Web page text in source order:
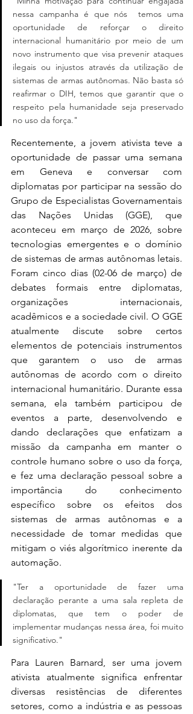
nessa campanha é que nós  temos uma
oportunidade de reforçar o direito
internacional humanitário por meio de um
novo instrumento que visa prevenir ataques
ilegais ou injustos através da utilização de
sistemas de armas autônomas. Não basta só
reafirmar o DIH, temos que garantir que o
respeito pela humanidade seja preservado
no uso da força."
Recentemente, a jovem ativista teve a
oportunidade de passar uma semana
em Geneva e conversar com
diplomatas por participar na sessão do
Grupo de Especialistas Governamentais
das Nações Unidas (GGE), que
aconteceu em março de 2026, sobre
tecnologias emergentes e o domínio
de sistemas de armas autônomas letais.
Foram cinco dias (02-06 de março) de
debates formais entre diplomatas,
organizações internacionais,
acadêmicos e a sociedade civil. O GGE
atualmente discute sobre certos
elementos de potenciais instrumentos
que garantem o uso de armas
autônomas de acordo com o direito
internacional humanitário. Durante essa
semana, ela também participou de
eventos a parte, desenvolvendo e
dando declarações que enfatizam a
missão da campanha em manter o
controle humano sobre o uso da força,
e fez uma declaração pessoal sobre a
importância do conhecimento
específico sobre os efeitos dos
sistemas de armas autônomas e a
necessidade de tomar medidas que
mitigam o viés algorítmico inerente da
automação.
"Ter a oportunidade de fazer uma
declaração perante a uma sala repleta de
diplomatas, que tem o poder de
implementar mudanças nessa área, foi muito
significativo."
Para Lauren Barnard, ser uma jovem
ativista atualmente significa enfrentar
diversas resistências de diferentes
setores, como a indústria e as pessoas